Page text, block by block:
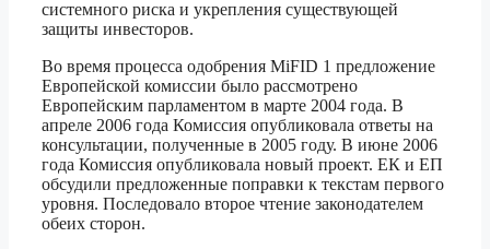
системного риска и укрепления существующей
защиты инвесторов.
Во время процесса одобрения MiFID 1 предложение
Европейской комиссии было рассмотрено
Европейским парламентом в марте 2004 года. В
апреле 2006 года Комиссия опубликовала ответы на
консультации, полученные в 2005 году. В июне 2006
года Комиссия опубликовала новый проект. ЕК и ЕП
обсудили предложенные поправки к текстам первого
уровня. Последовало второе чтение законодателем
обеих сторон.